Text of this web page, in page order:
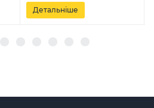
Детальніше